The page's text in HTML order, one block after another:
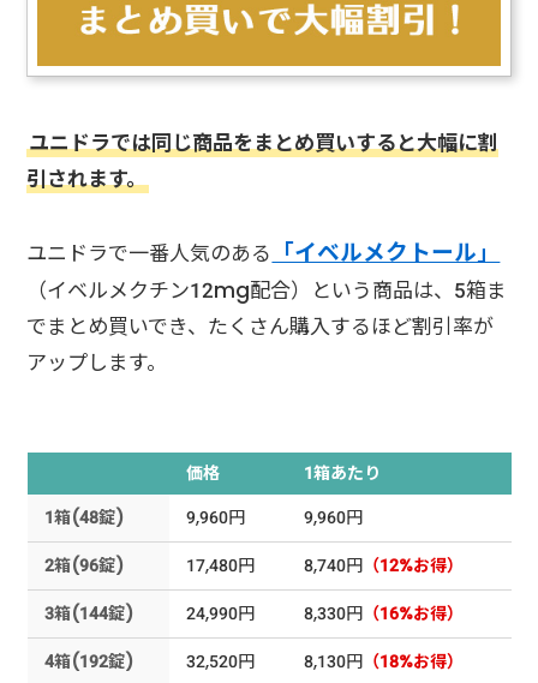
ユニドラでは同じ商品をまとめ買いすると大幅に割
引されます。
ユニドラで一番人気のある 「イベルメクトール」
（イベルメクチン12mg配合）という商品は、5箱ま
でまとめ買いでき、たくさん購入するほど割引率が
アップします。
価格
1箱あたり
1箱(48錠)
9,960円
9,960円
2箱(96錠)
17,480円 8,740円（12%お得）
3箱(144錠)
24,990円 8,330円（16%お得）
4箱(192錠)
32,520円 8,130円（18%お得）